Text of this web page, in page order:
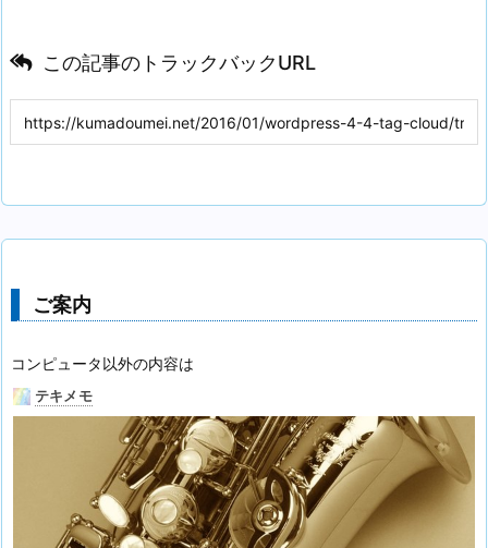
この記事のトラックバックURL
ご案内
コンピュータ以外の内容は